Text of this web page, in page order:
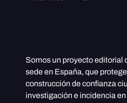
Somos un proyecto editorial
sede en España, que
construcción de confianza
investigación e incidencia